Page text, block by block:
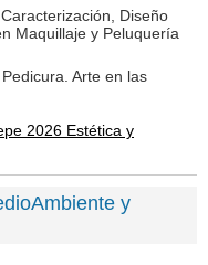
Diseño
Maquillaje y Peluquería
Arte en las
2026 Estética y
y